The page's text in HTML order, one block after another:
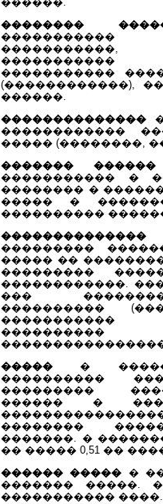
��������
�����������
�����������
(������������),
������.
��������������
������������
����� (��������,
������� ������
����������� �
�������� �
����� �
����������
��������������
���������
����� ��
���������
������������.
���
����������
�����������
����������
����� �
����������
���������
������ �
��������
�������. �
�� ����� 0,51 ��
������ ����� �
������� �����.
����������� ����.